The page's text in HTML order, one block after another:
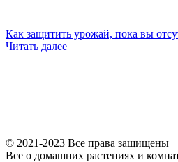
Как защитить урожай, пока вы
Читать далее
© 2021-2023 Все права защищены
Все о домашних растениях и